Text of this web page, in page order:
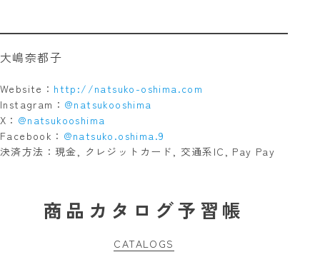
大嶋奈都子
Website： http://natsuko-oshima.com
Instagram： @natsukooshima
X： @natsukooshima
Facebook： @natsuko.oshima.9
決済方法：現金, クレジットカード, 交通系IC, Pay Pay
商品カタログ予習帳
CATALOGS